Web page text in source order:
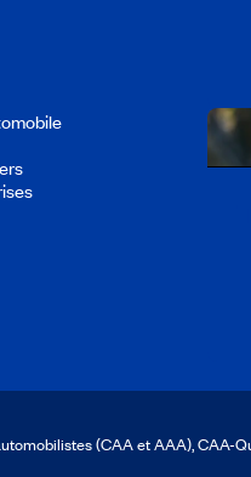
(CAA et AAA), CAA-